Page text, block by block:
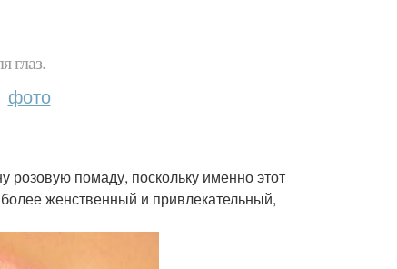
глаз.
фото
помаду, поскольку именно этот
женственный и привлекательный,